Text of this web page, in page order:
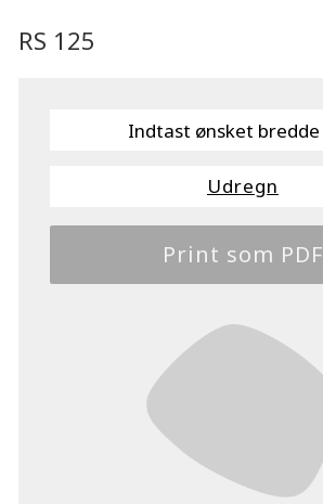
RS 125
Udregn
Print som PDF